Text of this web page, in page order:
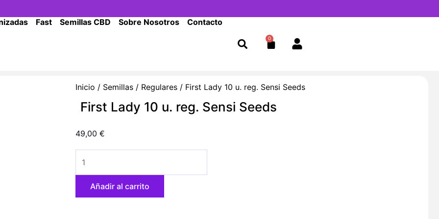
Fast Semillas CBD Sobre Nosotros Contacto
0
Cart
Inicio / Semillas/ Regulares/ First Lady 10 u. reg. Sensi Seeds
First Lady 10 u. reg. Sensi Seeds
49,00 €
Lady
Añadir al carrito